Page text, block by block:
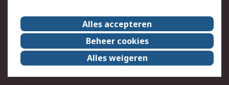
Over RS
RS Group
Over ons
RS wereldwijd
Werken bij RS
ESG
Alles accepteren
Beheer cookies
Alles weigeren